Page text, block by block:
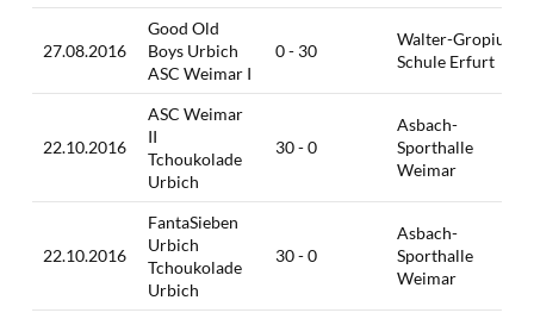
27.08.2016
Good Old
Boys Urbich
ASC Weimar I
0 - 30
Walter-Gropius-
Schule Erfurt
22.10.2016
ASC Weimar
II
Tchoukolade
Urbich
30 - 0
Asbach-
Sporthalle
Weimar
22.10.2016
FantaSieben
Urbich
Tchoukolade
Urbich
30 - 0
Asbach-
Sporthalle
Weimar